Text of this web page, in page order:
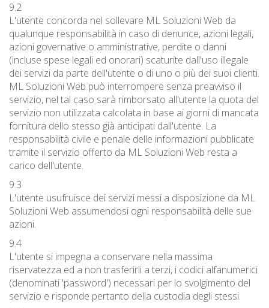
9.2
L'utente concorda nel sollevare ML Soluzioni Web da
qualunque responsabilità in caso di denunce, azioni legali,
azioni governative o amministrative, perdite o danni
(incluse spese legali ed onorari) scaturite dall'uso illegale
dei servizi da parte dell'utente o di uno o più dei suoi clienti.
ML Soluzioni Web può interrompere senza preavviso il
servizio, nel tal caso sarà rimborsato all'utente la quota del
servizio non utilizzata calcolata in base ai giorni di mancata
fornitura dello stesso già anticipati dall'utente. La
responsabilità civile e penale delle informazioni pubblicate
tramite il servizio offerto da ML Soluzioni Web resta a
carico dell'utente.
9.3
L'utente usufruisce dei servizi messi a disposizione da ML
Soluzioni Web assumendosi ogni responsabilità delle sue
azioni.
9.4
L'utente si impegna a conservare nella massima
riservatezza ed a non trasferirli a terzi, i codici alfanumerici
(denominati 'password') necessari per lo svolgimento del
servizio e risponde pertanto della custodia degli stessi.